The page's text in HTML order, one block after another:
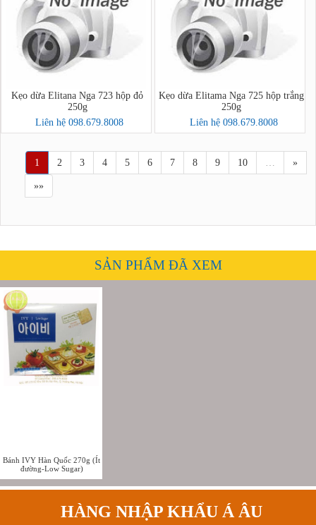
Kẹo dừa Elitana Nga 723 hộp đỏ
250g
Liên hệ 098.679.8008
Kẹo dừa Elitama Nga 725 hộp trắng
250g
Liên hệ 098.679.8008
1 2 3 4 5 6 7 8 9 10 … »
»»
SẢN PHẨM ĐÃ XEM
Bánh IVY Hàn Quốc 270g (Ít
đường-Low Sugar)
HÀNG NHẬP KHẨU Á ÂU